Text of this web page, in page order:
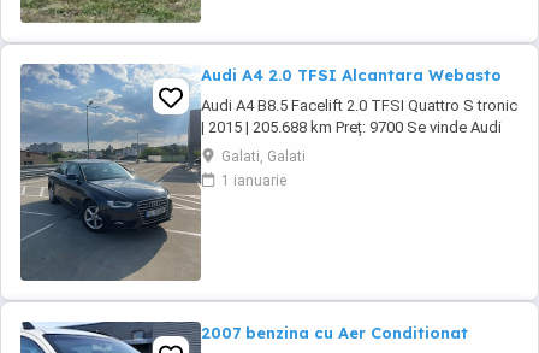
Audi A4 2.0 TFSI Alcantara Webasto
Audi A4 B8.5 Facelift 2.0 TFSI Quattro S tronic
| 2015 | 205.688 km Preț: 9700 Se vinde Audi
A4 B8.5 Facelift, an fabricație 2015, motor 2.0
TFSI benzină, cutie automată S tronic și
tracțiune Quattro. Mașina este într-o stare
Galati, Galati
1 ianuarie
2007 benzina cu Aer Conditionat